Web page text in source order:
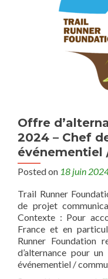
Offre
2024 – Chef
événementiel
Posted on 18 juin
Trail Runner
de projet
Contexte : Pour
France et en
Runner Foundation
d’alternance pour
événementiel /